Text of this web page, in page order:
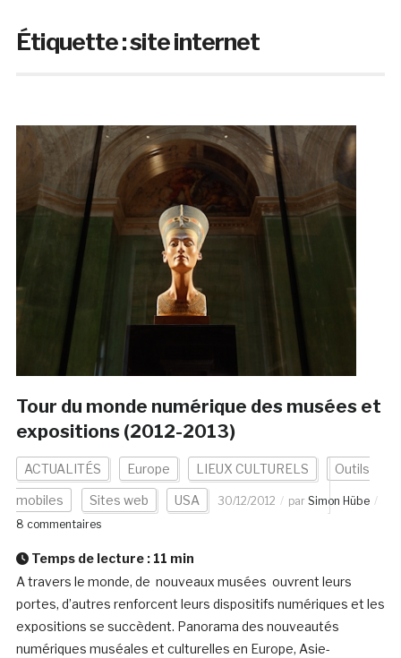
Étiquette :site internet
Tour du monde numérique des musées et
expositions (2012-2013)
ACTUALITÉS Europe LIEUX CULTURELS Outils
mobiles Sites web USA 30/12/2012 par Simon Hübe
8 commentaires
Temps de lecture : 11 min
A travers le monde, de nouveaux musées ouvrent leurs
portes, d’autres renforcent leurs dispositifs numériques et les
expositions se succèdent. Panorama des nouveautés
numériques muséales et culturelles en Europe, Asie-